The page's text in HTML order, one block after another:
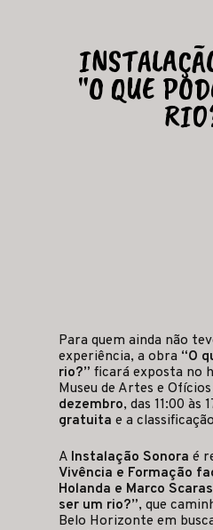
INFÂNCIAS
INSTALAÇÃO
"O QUE
Para quem ainda não
experiência, a obra “O
rio?” ficará exposta no
Museu de Artes e
dezembro, das 11:00 às
gratuita e a
A Instalação Sonora é
Vivência e Formação
Holanda e Marco
ser um rio?”, que
Belo Horizonte em